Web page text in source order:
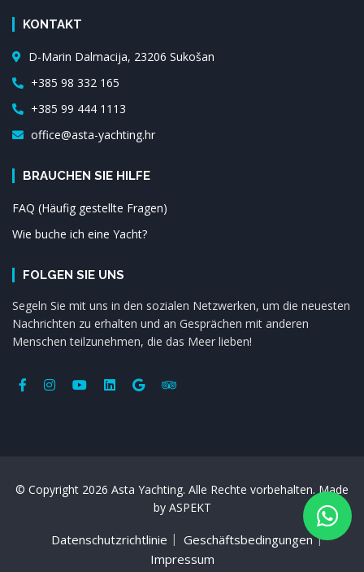
KONTAKT
D-Marin Dalmacija, 23206 Sukošan
+385 98 332 165
+385 99 444 1113
office@asta-yachting.hr
BRAUCHEN SIE HILFE
FAQ (Häufig gestellte Fragen)
Wie buche ich eine Yacht?
FOLGEN SIE UNS
Segeln Sie mit uns in den sozialen Netzwerken, um die neuesten
Nachrichten zu erhalten und an Gesprächen mit anderen
Menschen teilzunehmen, die das Meer lieben!
© Copyright 2026 Asta Yachting. Alle Rechte vorbehalten. Made
by ASPEKT
Datenschutzrichtlinie
Geschäftsbedingungen
Impressum